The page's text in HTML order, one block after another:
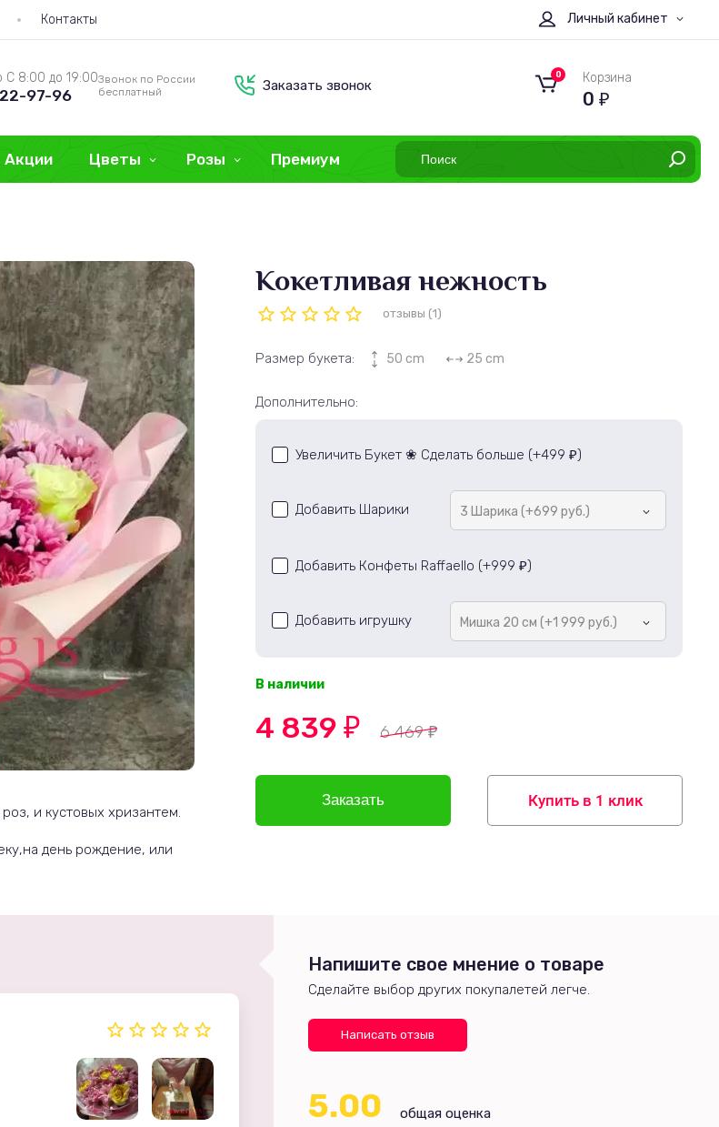
Контакты Личный кабинет
С 8:00 до 19:00
97-96
Звонок по России
бесплатный
Заказать звонок
0 Корзина
0 ₽
Акции Цветы Розы Премиум
и кустовых хризантем.
день рождение, или
Кокетливая нежность
отзывы (1)
Размер букета: 50 cm 25 cm
Дополнительно:
Увеличить Букет ❀ Сделать больше (+499 ₽)
Добавить Шарики 3 Шарика (+699 руб.)
Добавить Конфеты Raffaello (+999 ₽)
Добавить игрушку Мишка 20 см (+1 999 руб.)
В наличии
4 839 ₽ 6 469₽
Купить в 1 клик
Напишите свое мнение о товаре
Сделайте выбор других покупалетей легче.
Написать отзыв
5.00 общая оценка